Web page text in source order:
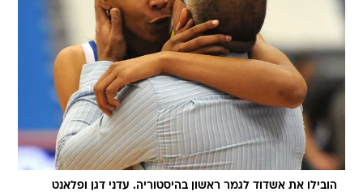
הובילו את אשדוד לגמר ראשון בהיסטוריה. עדני דגן ופלאנט